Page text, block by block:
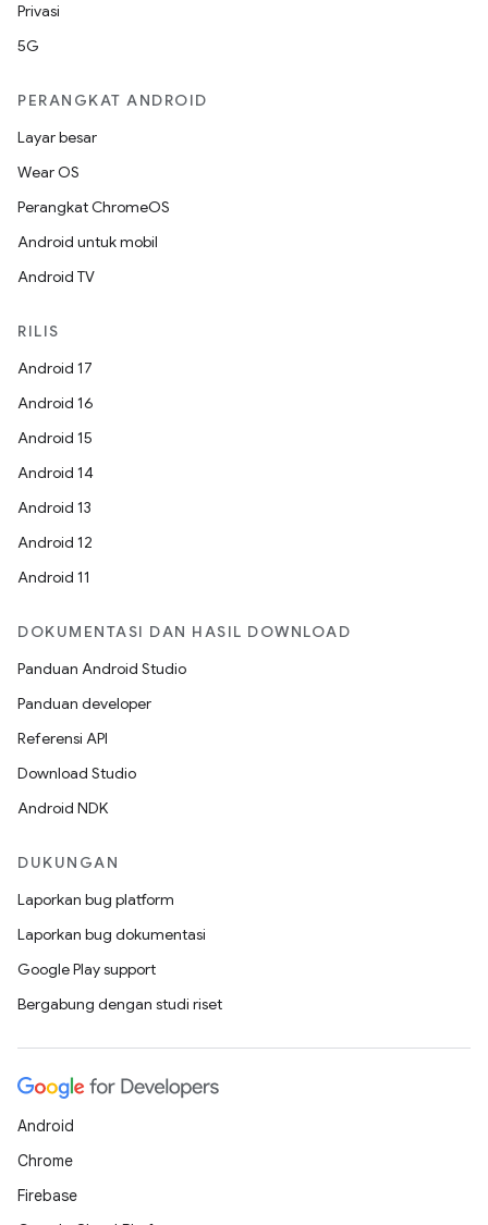
Privasi
5G
PERANGKAT ANDROID
Layar besar
Wear OS
Perangkat ChromeOS
Android untuk mobil
Android TV
RILIS
Android 17
Android 16
Android 15
Android 14
Android 13
Android 12
Android 11
DOKUMENTASI DAN HASIL DOWNLOAD
Panduan Android Studio
Panduan developer
Referensi API
Download Studio
Android NDK
DUKUNGAN
Laporkan bug platform
Laporkan bug dokumentasi
Google Play support
Bergabung dengan studi riset
Android
Chrome
Firebase